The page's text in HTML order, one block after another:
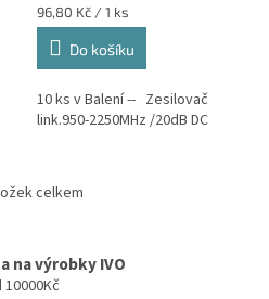
Měrná
cena:
96,80 Kč / 1 ks
Do košíku
10 ks v Balení -- Zesilovač
link.950-2250MHz /20dB DC
O
á
d
celkem
na výrobky IVO